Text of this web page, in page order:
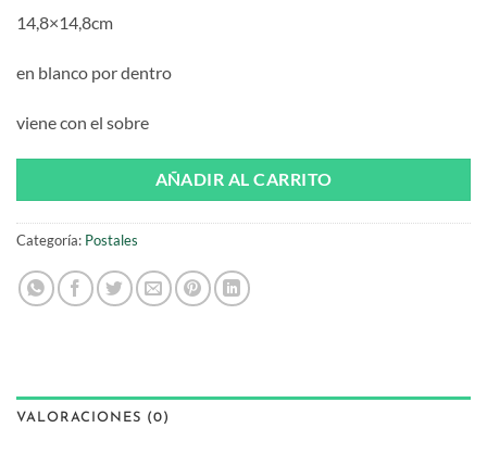
14,8×14,8cm
en blanco por dentro
viene con el sobre
AÑADIR AL CARRITO
Categoría: Postales
VALORACIONES (0)